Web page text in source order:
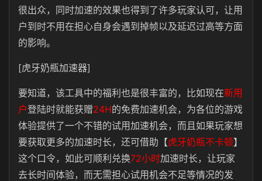
很出众，同时加速的效果也得到了许多玩家认可，让用
户到时不用在担心自身会遇到掉帧以及延迟过高等方面
的影响。
[虎牙奶瓶加速器]
要知道，该工具中的福利也是很丰富的，比如现在新用
户登陆时就能获赠24H的免费加速机会，为各位的游戏
体验提供了一个不错的试用加速机会，而且如果玩家想
要获取更多的加速时长，还可借助【虎牙奶瓶不卡顿】
这个口令，如此可顺利兑换72小时加速时长，让玩家
去长时间体验，而无需担心试用机会不足等情况的发